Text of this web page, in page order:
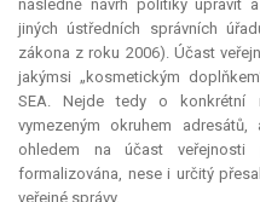
následně návrh politiky upravit
jiných ústředních správních
zákona z roku 2006). Účast
jakýmsi „kosmetickým
SEA. Nejde tedy o konkrétní
vymezeným okruhem
ohledem na účast
formalizována, nese i určitý
veřejné správy.